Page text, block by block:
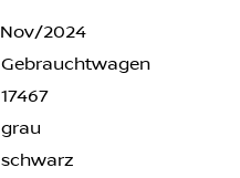
Nov/2024
Gebrauchtwagen
17467
grau
schwarz